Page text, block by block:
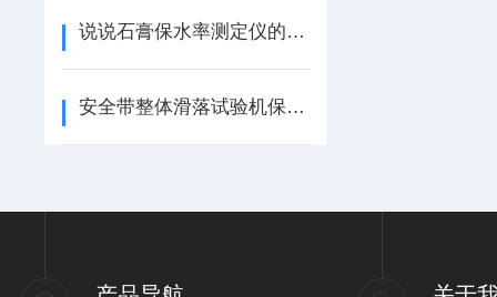
说说石膏保水率测定仪的原理、作用和操作方法
安全带整体滑落试验机保障安全，守护生命